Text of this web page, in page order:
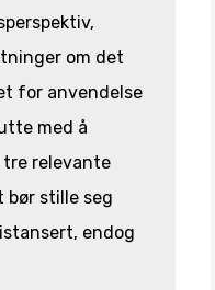
om det
for anvendelse
med å
relevante
bør stille seg
endog